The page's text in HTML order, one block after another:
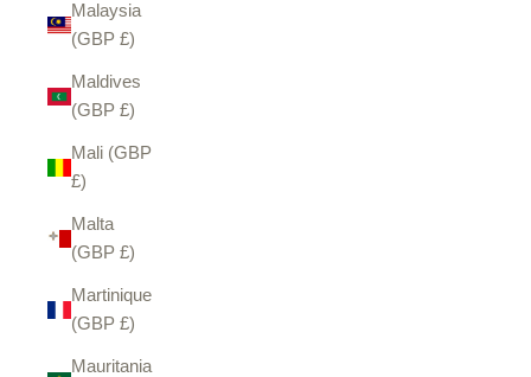
Malaysia
(GBP £)
Maldives
(GBP £)
Mali (GBP
£)
Malta
(GBP £)
Martinique
(GBP £)
Mauritania